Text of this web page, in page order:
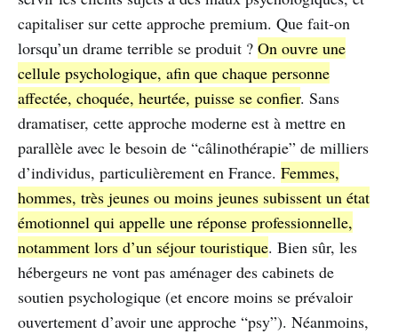
capitaliser sur cette approche premium. Que fait-on
lorsqu’un drame terrible se produit ? On ouvre une
cellule psychologique, afin que chaque personne
affectée, choquée, heurtée, puisse se confier. Sans
dramatiser, cette approche moderne est à mettre en
parallèle avec le besoin de “câlinothérapie” de milliers
d’individus, particulièrement en France. Femmes,
hommes, très jeunes ou moins jeunes subissent un état
émotionnel qui appelle une réponse professionnelle,
notamment lors d’un séjour touristique. Bien sûr, les
hébergeurs ne vont pas aménager des cabinets de
soutien psychologique (et encore moins se prévaloir
ouvertement d’avoir une approche “psy”). Néanmoins,